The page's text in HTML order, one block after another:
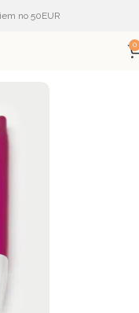
no 50EUR
0